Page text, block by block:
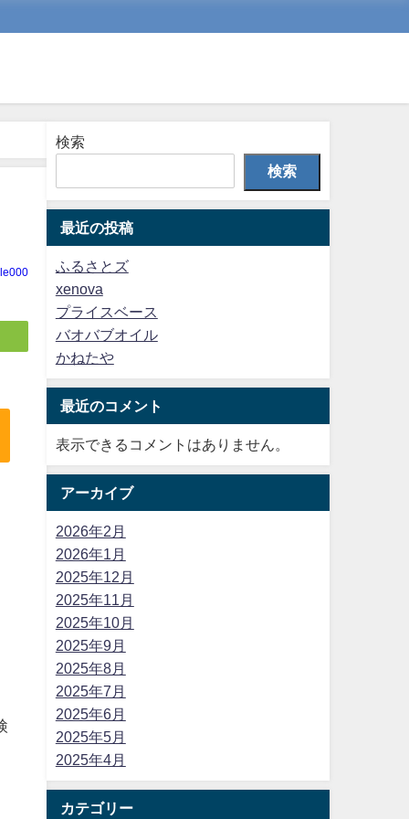
検索
検索
最近の投稿
ふるさとズ
xenova
プライスベース
バオバブオイル
かねたや
最近のコメント
表示できるコメントはありません。
アーカイブ
2026年2月
2026年1月
2025年12月
2025年11月
2025年10月
2025年9月
2025年8月
2025年7月
2025年6月
2025年5月
2025年4月
カテゴリー